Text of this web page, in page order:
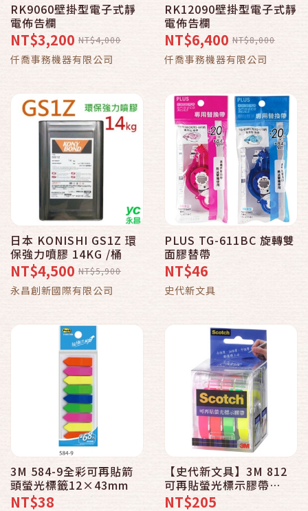
RK9060壁掛型電子式靜
電佈告欄
NT$3,200 NT$4,000
仟喬事務機器有限公司
RK12090壁掛型電子式靜
電佈告欄
NT$6,400 NT$8,000
仟喬事務機器有限公司
日本 KONISHI GS1Z 環
保強力噴膠 14KG /桶
NT$4,500 NT$5,900
永昌創新國際有限公司
PLUS TG-611BC 旋轉雙
面膠替帶
NT$46
史代新文具
3M 584-9全彩可再貼箭
頭螢光標籤12×43mm
NT$38
【史代新文具】3M 812
可再貼螢光標示膠帶
9mm×20M 4色
NT$205